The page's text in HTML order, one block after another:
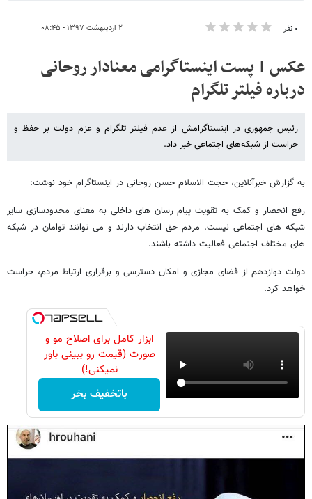
۰ نفر ۲ اردیبهشت ۱۳۹۷ - ۰۸:۴۵
عکس | پست اینستاگرامی معنادار روحانی
درباره فیلتر تلگرام
رئیس جمهوری در اینستاگرامش از عدم فیلتر تلگرام و عزم دولت بر حفظ و
حراست از شبکه‌های اجتماعی خبر داد.
به گزارش خبرآنلاین، حجت الاسلام حسن روحانی در اینستاگرام خود نوشت:
رفع انحصار و کمک به تقویت پیام رسان های داخلی به معنای محدودسازی سایر
شبکه های اجتماعی نیست. مردم حق انتخاب دارند و می توانند توامان در شبکه
های مختلف اجتماعی فعالیت داشته باشند.
دولت دوازدهم از فضای مجازی و امکان دسترسی و برقراری ارتباط مردم، حراست
خواهد کرد.
ابزار کامل برای اصلاح مو و
صورت (قیمت رو ببینی باور
نمیکنی!)
باتخفیف بخر